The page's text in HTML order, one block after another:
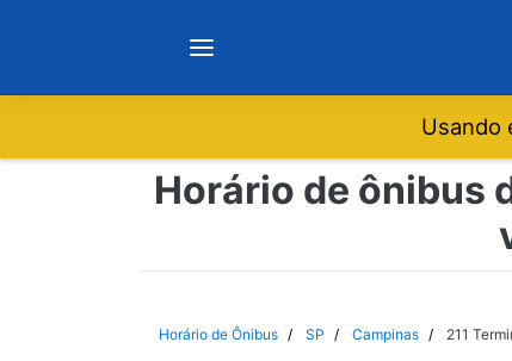
Notícias
Usando
Horário de ônibus
Horário de Ônibus SP Campinas 211